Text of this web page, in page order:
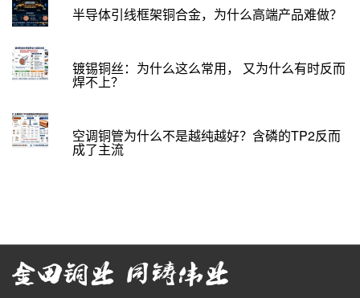
半导体引线框架铜合金，为什么高端产品难做？
镀锡铜丝：为什么这么常用， 又为什么有时反而
焊不上？
空调铜管为什么不是越纯越好？含磷的TP2反而
成了主流